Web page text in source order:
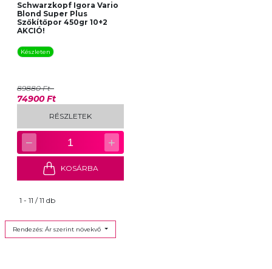
Schwarzkopf Igora Vario
Blond Super Plus
Szőkítőpor 450gr 10+2
AKCIÓ!
Készleten
89880 Ft
74900 Ft
RÉSZLETEK
− 1 +
KOSÁRBA
1 - 11 / 11 db
Rendezés: Ár szerint növekvő